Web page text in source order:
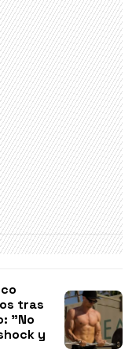
tras
"No
y